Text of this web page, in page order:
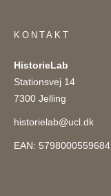
KONTAKT
HistorieLab
Stationsvej 14
7300 Jelling
historielab@ucl.dk
EAN: 5798000559684